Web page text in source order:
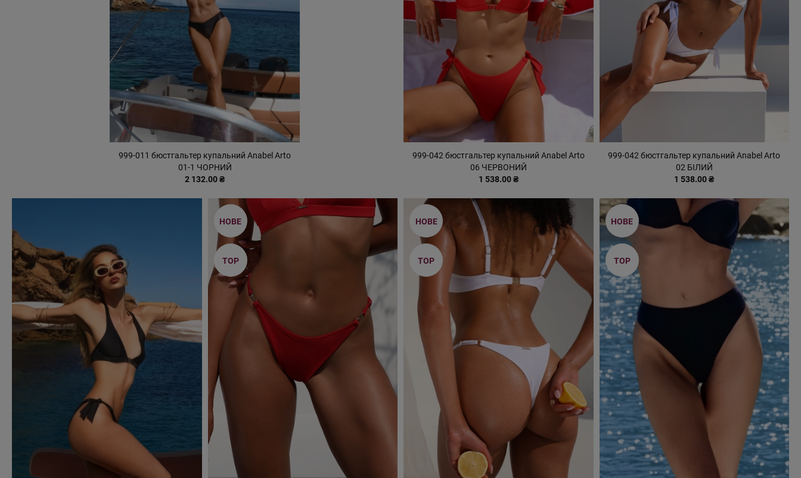
999-011 бюстгальтер купальний Anabel Arto
01-1 ЧОРНИЙ
2 132.00 ₴
999-042 бюстгальтер купальний Anabel Arto
06 ЧЕРВОНИЙ
1 538.00 ₴
999-042 бюстгальтер купальний Anabel Arto
02 БІЛИЙ
1 538.00 ₴
НОВЕ
TOP
НОВЕ
TOP
НОВЕ
TOP